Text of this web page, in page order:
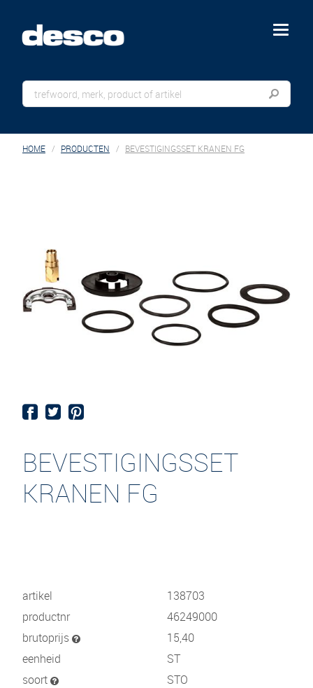
menu
HOME PRODUCTEN BEVESTIGINGSSET KRANEN FG
BEVESTIGINGSSET
KRANEN FG
artikel
138703
productnr
46249000
brutoprijs
15,40
eenheid
ST
soort
STO